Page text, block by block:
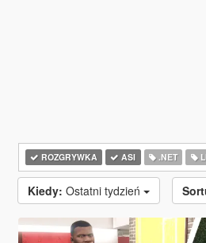
ROZGRYWKA ASI .NET
Kiedy: Ostatni tydzień